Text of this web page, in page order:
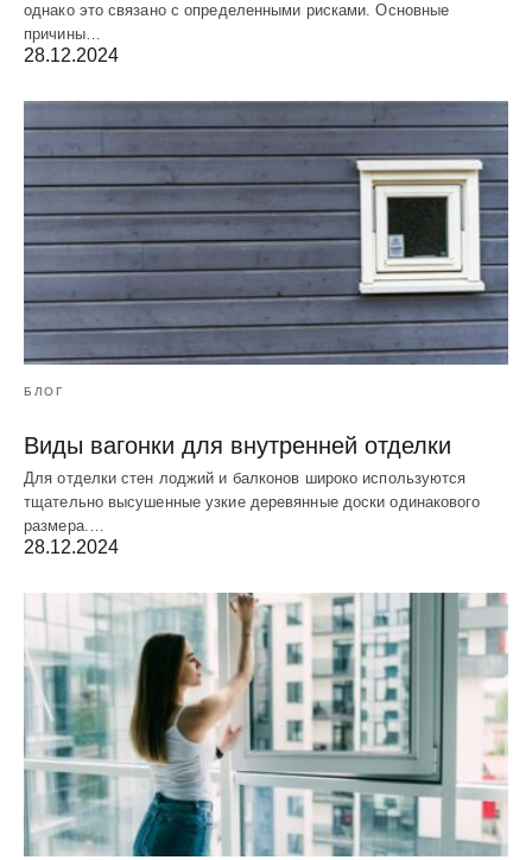
однако это связано с определенными рисками. Основные
причины…
28.12.2024
БЛОГ
Виды вагонки для внутренней отделки
Для отделки стен лоджий и балконов широко используются
тщательно высушенные узкие деревянные доски одинакового
размера.…
28.12.2024